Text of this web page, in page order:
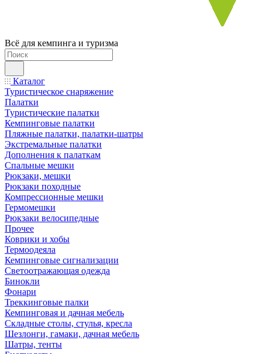
Всё для кемпинга и туризма
Каталог
Туристическое снаряжение
Палатки
Туристические палатки
Кемпинговые палатки
Пляжные палатки, палатки-шатры
Экстремальные палатки
Дополнения к палаткам
Спальные мешки
Рюкзаки, мешки
Рюкзаки походные
Компрессионные мешки
Гермомешки
Рюкзаки велосипедные
Прочее
Коврики и хобы
Термоодеяла
Кемпинговые сигнализации
Светоотражающая одежда
Бинокли
Фонари
Треккинговые палки
Кемпинговая и дачная мебель
Складные столы, стулья, кресла
Шезлонги, гамаки, дачная мебель
Шатры, тенты